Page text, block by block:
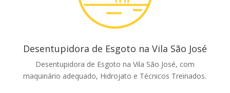
Desentupidora de Esgoto na Vila São José
Desentupidora de Esgoto na Vila São José, com
maquinário adequado, Hidrojato e Técnicos Treinados.